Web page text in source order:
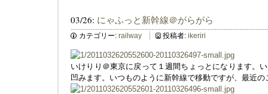
03/26: にゃふっと新幹線＠がらがら
カテゴリー: railway 投稿者: ikeriri
いけりり＠東京に戻って１週間ちょっとになります。
凹みます。いつものように新幹線で移動ですが、最近